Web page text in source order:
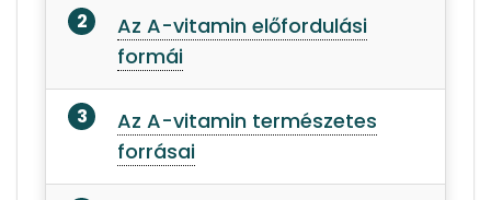
Az A-vitamin előfordulási
formái
Az A-vitamin természetes
forrásai